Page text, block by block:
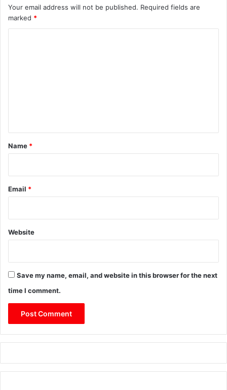
Your email address will not be published. Required fields are
marked *
*
Name *
Email *
Website
Save my name, email, and website in this browser for the next
time I comment.